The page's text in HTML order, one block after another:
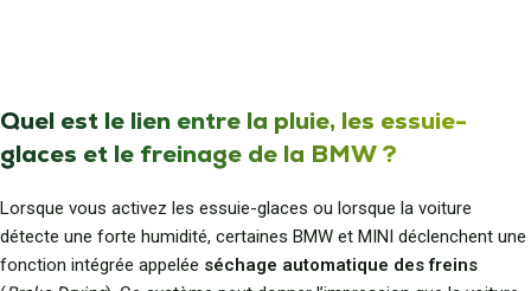
Quel est le lien entre la pluie, les essuie-
glaces et le freinage de la BMW ?
Lorsque vous activez les essuie-glaces ou lorsque la voiture
détecte une forte humidité, certaines BMW et MINI déclenchent une
fonction intégrée appelée séchage automatique des freins